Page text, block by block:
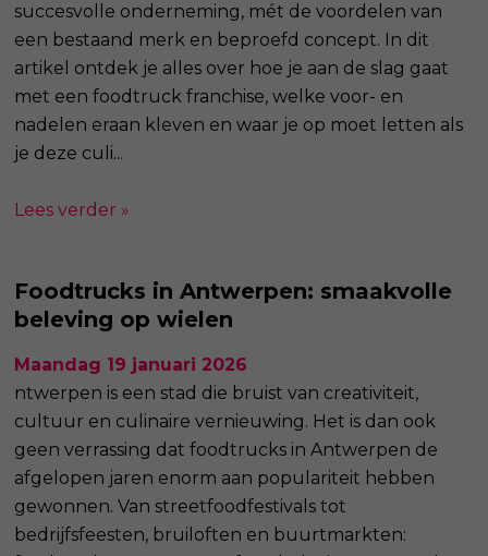
succesvolle onderneming, mét de voordelen van
een bestaand merk en beproefd concept. In dit
artikel ontdek je alles over hoe je aan de slag gaat
met een foodtruck franchise, welke voor- en
nadelen eraan kleven en waar je op moet letten als
je deze culi...
Lees verder »
Foodtrucks in Antwerpen: smaakvolle
beleving op wielen
Maandag 19 januari 2026
ntwerpen is een stad die bruist van creativiteit,
cultuur en culinaire vernieuwing. Het is dan ook
geen verrassing dat foodtrucks in Antwerpen de
afgelopen jaren enorm aan populariteit hebben
gewonnen. Van streetfoodfestivals tot
bedrijfsfeesten, bruiloften en buurtmarkten: